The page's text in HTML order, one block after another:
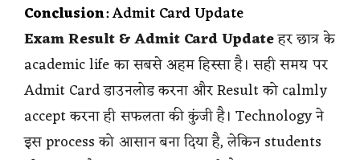
Conclusion: Admit Card Update
Exam Result & Admit Card Updateहर छात्र के
academic life का सबसे अहम हिस्सा है। सही समय पर
Admit Card डाउनलोड करना और Result को calmly
accept करना ही सफलता की कुंजी है। Technology ने
इस process को आसान बना दिया है, लेकिन students